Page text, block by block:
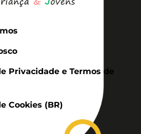
Privacidade e Termos de
Cookies (BR)